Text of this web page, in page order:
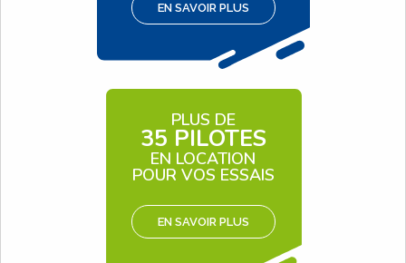
EN SAVOIR PLUS
PLUS DE
35 PILOTES
EN LOCATION
POUR VOS ESSAIS
EN SAVOIR PLUS